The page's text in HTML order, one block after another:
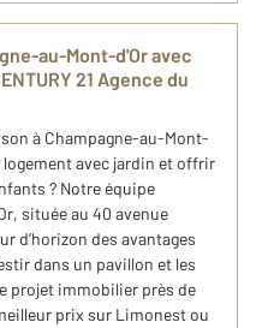
au-Mont-d'Or avec
21 Agence du
à Champagne-au-Mont-
avec jardin et offrir
? Notre équipe
située au 40 avenue
d’horizon des avantages
dans un pavillon et les
projet immobilier près de
prix sur Limonest ou